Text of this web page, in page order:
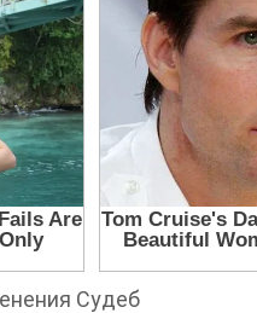
Судеб